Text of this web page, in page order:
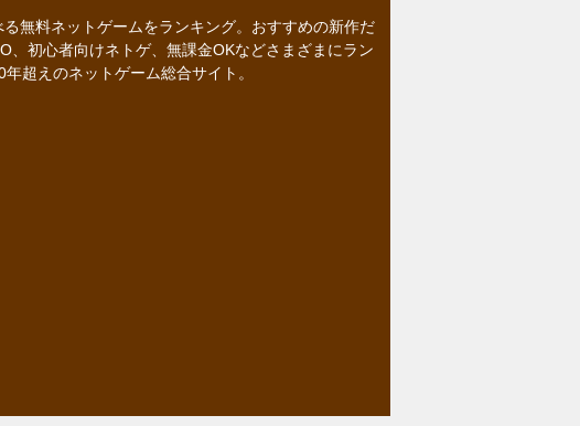
無料ネットゲームをランキング。おすすめの新作だ
、初心者向けネトゲ、無課金OKなどさまざまにラン
超えのネットゲーム総合サイト。